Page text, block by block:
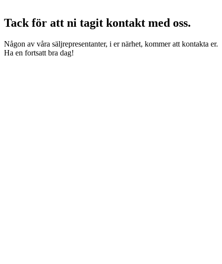
Tack för att ni tagit kontakt med oss.
Någon av våra säljrepresentanter, i er närhet, kommer att kontakta er.
Ha en fortsatt bra dag!